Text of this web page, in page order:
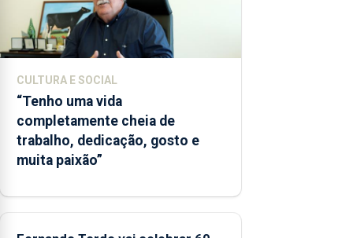
significativo”
da CPUE
entre 2022
CULTURA E SOCIAL
“Tenho uma vida
completamente cheia de
trabalho, dedicação, gosto e
muita paixão”